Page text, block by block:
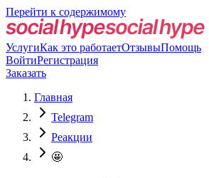
Перейти к содержимому
УслугиКак это работаетОтзывыПомощь
ВойтиРегистрация
Заказать
Главная
Telegram
Реакции
🤩